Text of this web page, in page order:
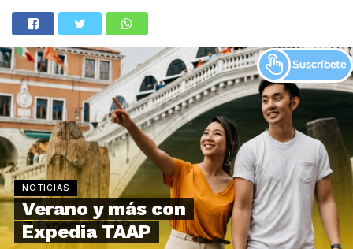
NOTICIAS
Verano y más con
Expedia TAAP